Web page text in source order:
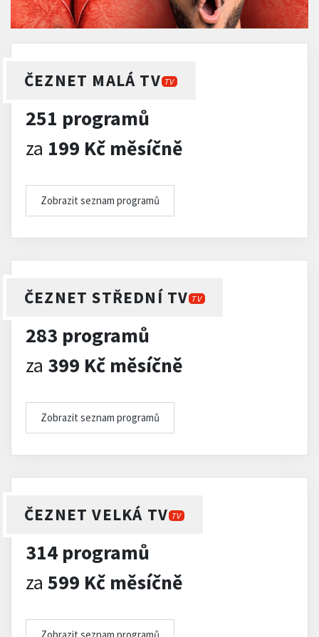
ČEZNET MALÁ TV TV
251 programů
za 199 Kč měsíčně
Zobrazit seznam programů
ČEZNET STŘEDNÍ TV TV
283 programů
za 399 Kč měsíčně
Zobrazit seznam programů
ČEZNET VELKÁ TV TV
314 programů
za 599 Kč měsíčně